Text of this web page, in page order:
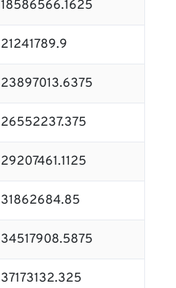
18586566.1625
21241789.9
23897013.6375
26552237.375
29207461.1125
31862684.85
34517908.5875
37173132.325